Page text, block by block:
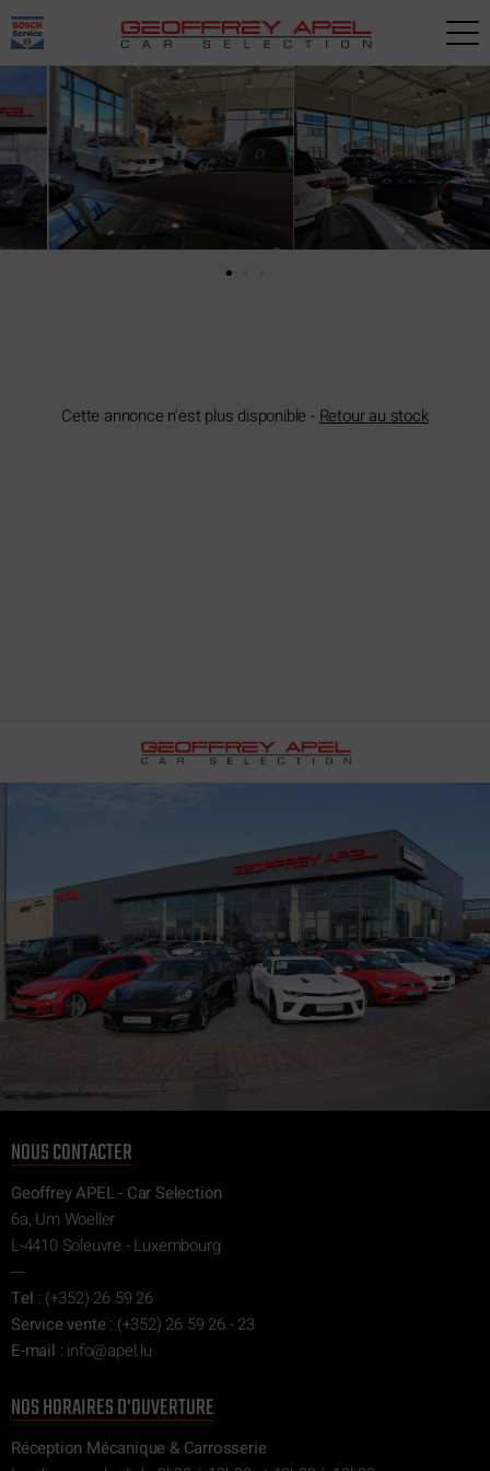
Cette annonce n'est plus disponible - Retour au stock
NOUS CONTACTER
Geoffrey APEL - Car Selection
6a, Um Woeller
L-4410 Soleuvre - Luxembourg
---
Tel : (+352) 26 59 26
Service vente: (+352) 26 59 26 - 23
E-mail : ul.l
epa@of
ni
NOS HORAIRES D'OUVERTURE
Réception Mécanique & Carrosserie